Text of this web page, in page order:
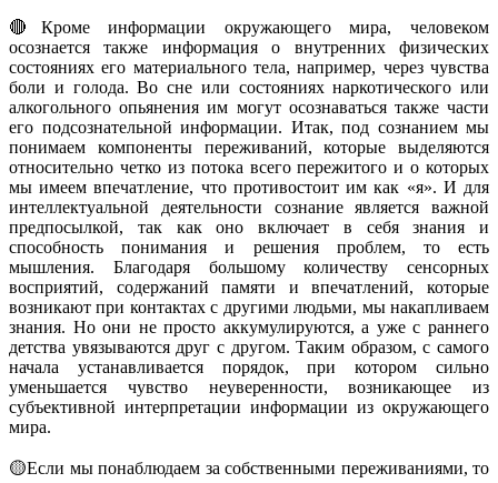
🔴Кроме информации окружающего мира, человеком
осознается также информация о внутренних физических
состояниях его материального тела, например, через чувства
боли и голода. Во сне или состояниях наркотического или
алкогольного опьянения им могут осознаваться также части
его подсознательной информации. Итак, под сознанием мы
понимаем компоненты переживаний, которые выделяются
относительно четко из потока всего пережитого и о которых
мы имеем впечатление, что противостоит им как «я». И для
интеллектуальной деятельности сознание является важной
предпосылкой, так как оно включает в себя знания и
способность понимания и решения проблем, то есть
мышления. Благодаря большому количеству сенсорных
восприятий, содержаний памяти и впечатлений, которые
возникают при контактах с другими людьми, мы накапливаем
знания. Но они не просто аккумулируются, а уже с раннего
детства увязываются друг с другом. Таким образом, с самого
начала устанавливается порядок, при котором сильно
уменьшается чувство неуверенности, возникающее из
субъективной интерпретации информации из окружающего
мира.
🟡Если мы понаблюдаем за собственными переживаниями, то